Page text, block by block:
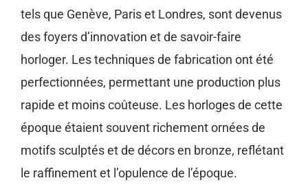
tels que Genève, Paris et Londres, sont devenus
des foyers d’innovation et de savoir-faire
horloger. Les techniques de fabrication ont été
perfectionnées, permettant une production plus
rapide et moins coûteuse. Les horloges de cette
époque étaient souvent richement ornées de
motifs sculptés et de décors en bronze, reflétant
le raffinement et l’opulence de l’époque.